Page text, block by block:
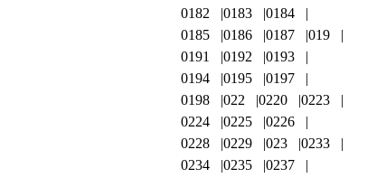
0182
0183
0184
0185
0186 0187
019
0191
0192
0193
0194
0195
0197
0198
022 0220
0223
0224
0225
0226
0228
0229 023
0233
0234
0235
0237